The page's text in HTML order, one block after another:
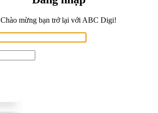
Chào mừng bạn trở lại với ABC Digi!